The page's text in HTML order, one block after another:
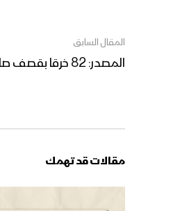
المقال السابق
المصدر: 82 خرقا بقصف صاروخي ومدفعي و 100 خرق بالأعيرة النارية المختلف
مقالات قد تهمك